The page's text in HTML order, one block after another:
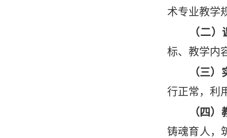
术专业教学
（二
标、教学内
（三
行正常，利
（四
铸魂育人，